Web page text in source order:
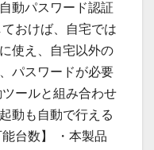
動パスワード認証
おけば、自宅では
使え、自宅以外の
パスワードが必要
ールと組み合わせ
動も自動で行える
台数】 ・本製品